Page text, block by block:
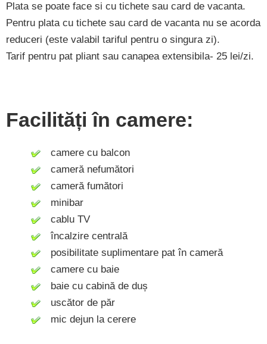
Plata se poate face si cu tichete sau card de vacanta.
Pentru plata cu tichete sau card de vacanta nu se acorda
reduceri (este valabil tariful pentru o singura zi).
Tarif pentru pat pliant sau canapea extensibila- 25 lei/zi.
Facilități în camere:
camere cu balcon
cameră nefumători
cameră fumători
minibar
cablu TV
încalzire centrală
posibilitate suplimentare pat în cameră
camere cu baie
baie cu cabină de duș
uscător de păr
mic dejun la cerere